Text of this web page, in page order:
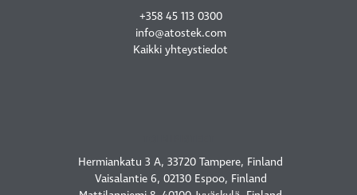
+358 45 113 0300
info@atostek.com
Kaikki yhteystiedot
Hermiankatu 3 A, 33720 Tampere, Finland
Vaisalantie 6, 02130 Espoo, Finland